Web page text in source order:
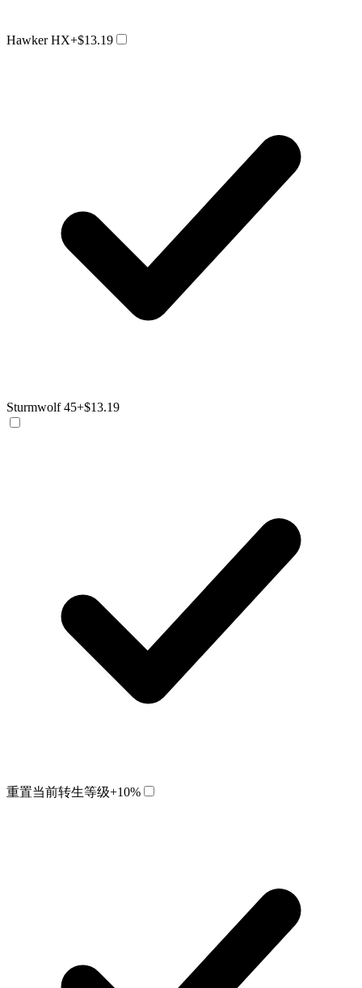
Hawker HX+$13.19
Sturmwolf 45+$13.19
重置当前转生等级+10%